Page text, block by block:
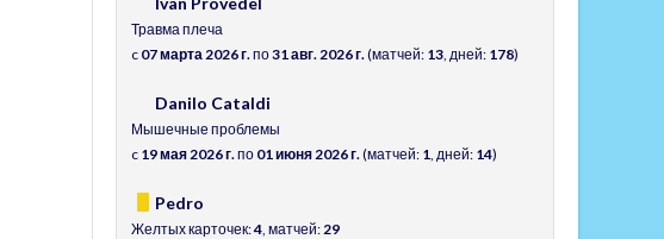
Травма плеча
c 07 марта 2026 г. по31 авг. 2026 г. (матчей: 13 , дней: 178)
Danilo Cataldi
Мышечные проблемы
c 19 мая 2026 г. по 01 июня 2026 г. (матчей: 1 , дней: 14)
Pedro
Желтых карточек:4 , матчей: 29